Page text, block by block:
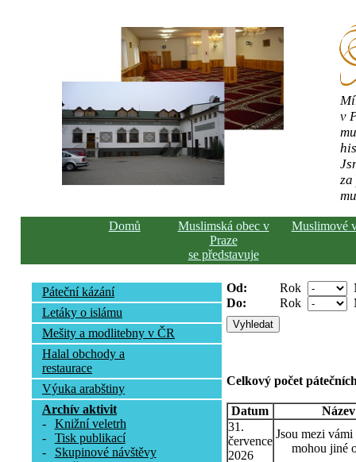
v
Domů
Muslimská obec v
Praze
se představuje
Muslimové
Páteční kázání
Letáky o islámu
Mešity a modlitebny v ČR
Halal obchody a
restaurace
Výuka arabštiny
Archív aktivit
-
Knižní veletrh
-
Tisk publikací
-
Skupinové návštěvy
Od: Rok
Do:
Rok
Celkový počet
Datum
Název
31.
července
2026
Jsou mezi
mohou jiné